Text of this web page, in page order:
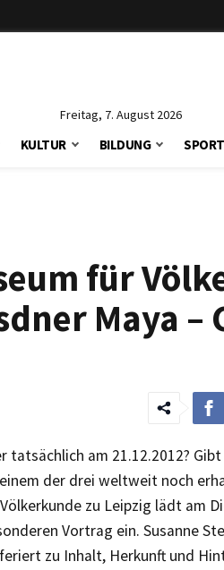
Freitag, 7. August 2026
KULTUR BILDUNG SPORT
für
Maya –
tatsächlich am 21.12.2012?
der drei weltweit noch
zu Leipzig lädt am
Vortrag ein. Susanne
zu Inhalt, Herkunft und